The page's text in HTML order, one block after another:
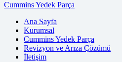
Cummins Yedek Parça
Ana Sayfa
Kurumsal
Cummins Yedek Parça
Revizyon ve Arıza Çözümü
İletişim